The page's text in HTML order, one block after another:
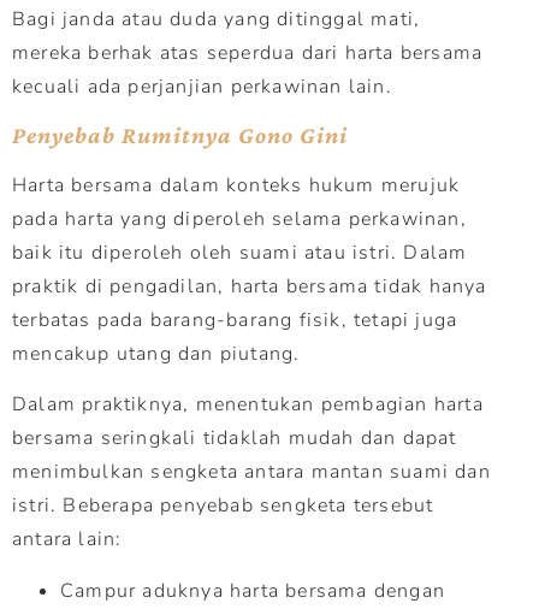
Bagi janda atau duda yang ditinggal mati,
mereka berhak atas seperdua dari harta bersama
kecuali ada perjanjian perkawinan lain.
Penyebab Rumitnya Gono Gini
Harta bersama dalam konteks hukum merujuk
pada harta yang diperoleh selama perkawinan,
baik itu diperoleh oleh suami atau istri. Dalam
praktik di pengadilan, harta bersama tidak hanya
terbatas pada barang-barang fisik, tetapi juga
mencakup utang dan piutang.
Dalam praktiknya, menentukan pembagian harta
bersama seringkali tidaklah mudah dan dapat
menimbulkan sengketa antara mantan suami dan
istri. Beberapa penyebab sengketa tersebut
antara lain:
Campur aduknya harta bersama dengan